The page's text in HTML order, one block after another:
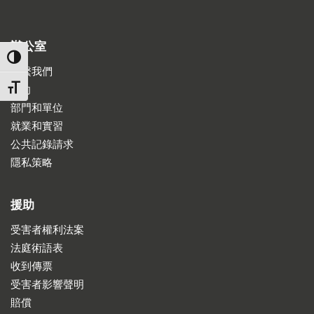
TOGGLE HIGH CONTRAST
TOGGLE FONT SIZE
辦公室
聯繫我們
方向
部門和單位
就業和實習
公共記錄請求
隱私策略
援助
受害者權利法案
法庭術語表
收到傳票
受害者影響聲明
賠償